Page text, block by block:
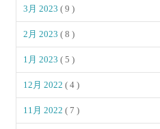
3月 2023( 9 )
2月 2023( 8 )
1月 2023( 5 )
12月 2022( 4 )
11月 2022( 7 )